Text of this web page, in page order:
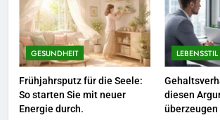
6
Naturnah
Sie Bienen und
in Ihren Garten.
7
GESUNDHEIT
Frühjahrsputz für die Seele:
So starten Sie mit neuer
Energie durch.
LEBENSSTIL
diesen
überzeugen